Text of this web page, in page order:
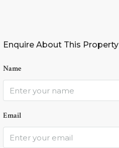
Enquire About This Property
Name
Email